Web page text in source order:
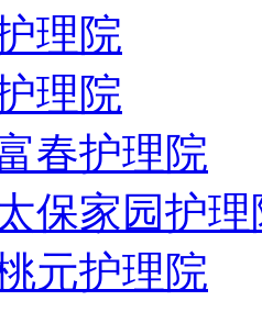
理院
理院
春护理院
保家园护理
元护理院